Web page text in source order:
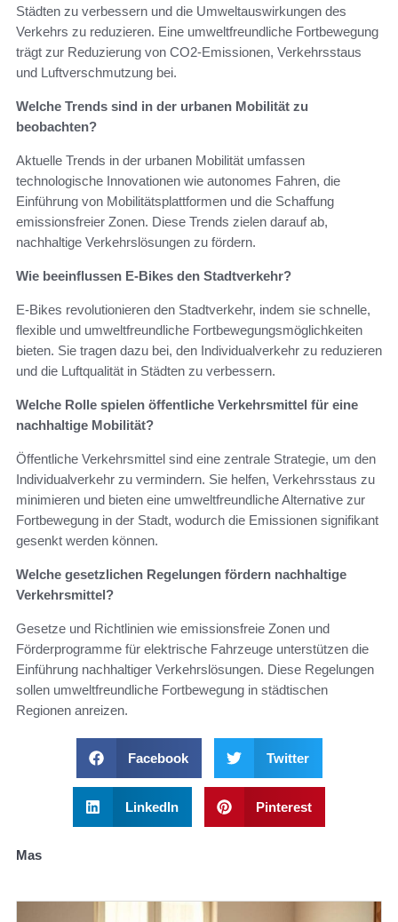
Städten zu verbessern und die Umweltauswirkungen des
Verkehrs zu reduzieren. Eine umweltfreundliche Fortbewegung
trägt zur Reduzierung von CO2-Emissionen, Verkehrsstaus
und Luftverschmutzung bei.
Welche Trends sind in der urbanen Mobilität zu
beobachten?
Aktuelle Trends in der urbanen Mobilität umfassen
technologische Innovationen wie autonomes Fahren, die
Einführung von Mobilitätsplattformen und die Schaffung
emissionsfreier Zonen. Diese Trends zielen darauf ab,
nachhaltige Verkehrslösungen zu fördern.
Wie beeinflussen E-Bikes den Stadtverkehr?
E-Bikes revolutionieren den Stadtverkehr, indem sie schnelle,
flexible und umweltfreundliche Fortbewegungsmöglichkeiten
bieten. Sie tragen dazu bei, den Individualverkehr zu reduzieren
und die Luftqualität in Städten zu verbessern.
Welche Rolle spielen öffentliche Verkehrsmittel für eine
nachhaltige Mobilität?
Öffentliche Verkehrsmittel sind eine zentrale Strategie, um den
Individualverkehr zu vermindern. Sie helfen, Verkehrsstaus zu
minimieren und bieten eine umweltfreundliche Alternative zur
Fortbewegung in der Stadt, wodurch die Emissionen signifikant
gesenkt werden können.
Welche gesetzlichen Regelungen fördern nachhaltige
Verkehrsmittel?
Gesetze und Richtlinien wie emissionsfreie Zonen und
Förderprogramme für elektrische Fahrzeuge unterstützen die
Einführung nachhaltiger Verkehrslösungen. Diese Regelungen
sollen umweltfreundliche Fortbewegung in städtischen
Regionen anreizen.
Facebook Twitter
LinkedIn Pinterest
Mas